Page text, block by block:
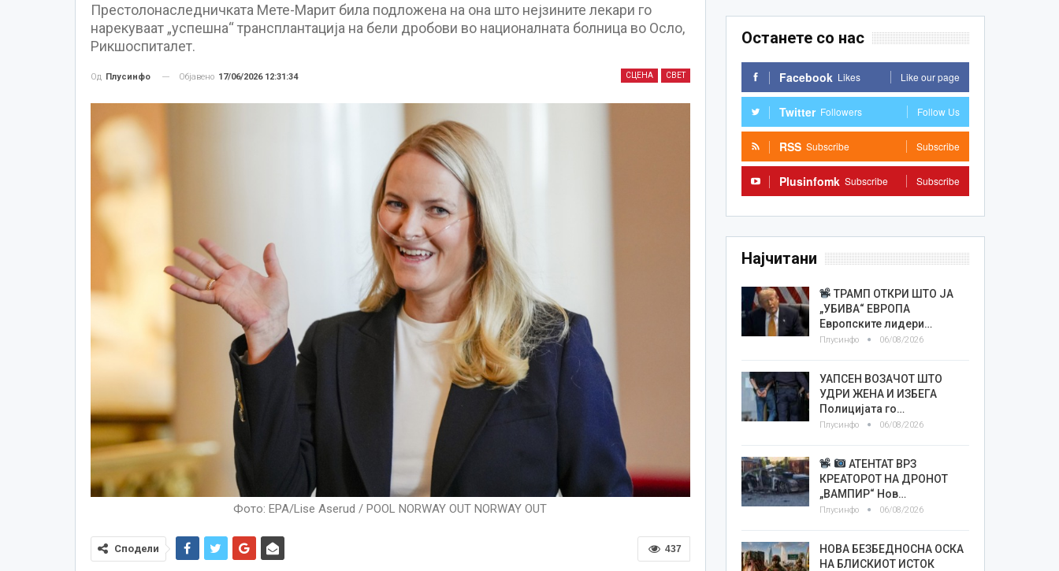
Престолонаследничката Мете-Марит била подложена на она што нејзините лекари го
нарекуваат „успешна“ трансплантација на бели дробови во националната болница во Осло,
Рикшоспиталет.
СЦЕНА СВЕТ
Од Плусинфо Објавено 17/06/2026 12:31:34
Фото: EPA/Lise Aserud / POOL NORWAY OUT NORWAY OUT
437
Сподели
Останете со нас
Facebook Likes Like our page
Twitter Followers Follow Us
RSS Subscribe Subscribe
Plusinfomk Subscribe Subscribe
Најчитани
ТРАМП ОТКРИ ШТО ЈА
„УБИВА“ ЕВРОПА
Европските лидери…
Плусинфо 06/08/2026
УАПСЕН ВОЗАЧОТ ШТО
УДРИ ЖЕНА И ИЗБЕГА
Полицијата го…
Плусинфо 06/08/2026
АТЕНТАТ ВРЗ
КРЕАТОРОТ НА ДРОНОТ
„ВАМПИР“ Нов…
Плусинфо 06/08/2026
НОВА БЕЗБЕДНОСНА ОСКА
НА БЛИСКИОТ ИСТОК